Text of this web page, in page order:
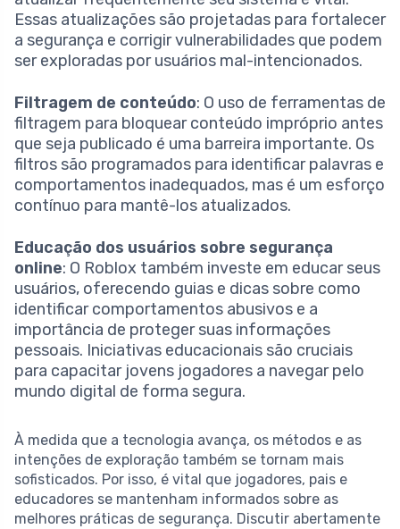
Essas atualizações são projetadas para fortalecer
a segurança e corrigir vulnerabilidades que podem
ser exploradas por usuários mal-intencionados.
Filtragem de conteúdo: O uso de ferramentas de
filtragem para bloquear conteúdo impróprio antes
que seja publicado é uma barreira importante. Os
filtros são programados para identificar palavras e
comportamentos inadequados, mas é um esforço
contínuo para mantê-los atualizados.
Educação dos usuários sobre segurança
online: O Roblox também investe em educar seus
usuários, oferecendo guias e dicas sobre como
identificar comportamentos abusivos e a
importância de proteger suas informações
pessoais. Iniciativas educacionais são cruciais
para capacitar jovens jogadores a navegar pelo
mundo digital de forma segura.
À medida que a tecnologia avança, os métodos e as
intenções de exploração também se tornam mais
sofisticados. Por isso, é vital que jogadores, pais e
educadores se mantenham informados sobre as
melhores práticas de segurança. Discutir abertamente